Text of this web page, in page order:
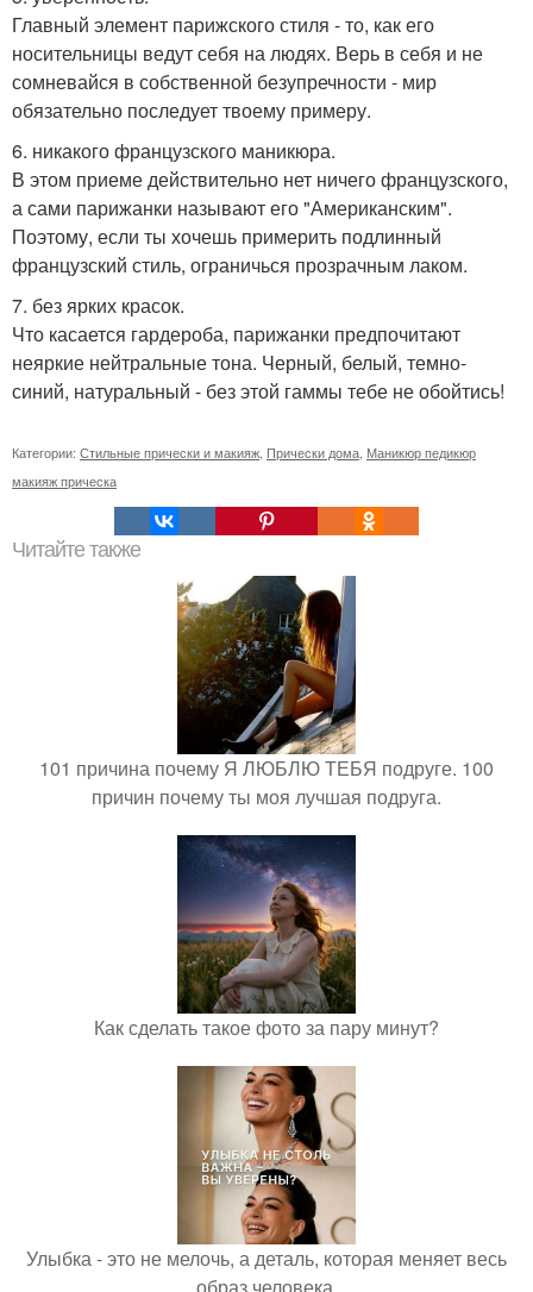
Главный элемент парижского стиля - то, как его
носительницы ведут себя на людях. Верь в себя и не
сомневайся в собственной безупречности - мир
обязательно последует твоему примеру.
6. никакого французского маникюра.
В этом приеме действительно нет ничего французского,
а сами парижанки называют его "Американским".
Поэтому, если ты хочешь примерить подлинный
французский стиль, ограничься прозрачным лаком.
7. без ярких красок.
Что касается гардероба, парижанки предпочитают
неяркие нейтральные тона. Черный, белый, темно-
синий, натуральный - без этой гаммы тебе не обойтись!
Категории: Стильные прически и макияж, Прически дома, Маникюр педикюр
макияж прическа
Читайте также
101 причина почему Я ЛЮБЛЮ ТЕБЯ подруге. 100
причин почему ты моя лучшая подруга.
Как сделать такое фото за пару минут?
Улыбка - это не мелочь, а деталь, которая меняет весь